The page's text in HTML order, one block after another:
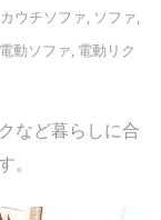
カウチソファ ソファ
電動ソファ 電動リク
など暮らしに合
。